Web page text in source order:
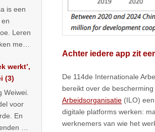
Achter iedere app zit
De 114de Internationale
bereikt over de
Arbeidsorganisatie (ILO)
digitale platforms werken:
werknemers van wie het
is een
Leren
met
werkt’,
(3)
Weiwei.
voor
En
of